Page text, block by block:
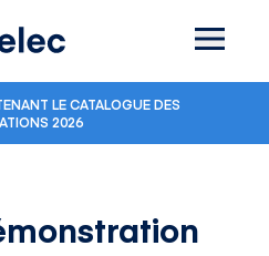
LE CATALOGUE DES
2026